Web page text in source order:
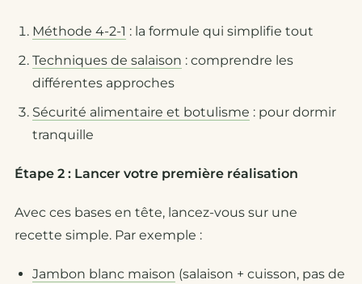
Méthode 4-2-1 : la formule qui simplifie tout
Techniques de salaison : comprendre les
différentes approches
Sécurité alimentaire et botulisme : pour dormir
tranquille
Étape 2 : Lancer votre première réalisation
Avec ces bases en tête, lancez-vous sur une
recette simple. Par exemple :
Jambon blanc maison (salaison + cuisson, pas de